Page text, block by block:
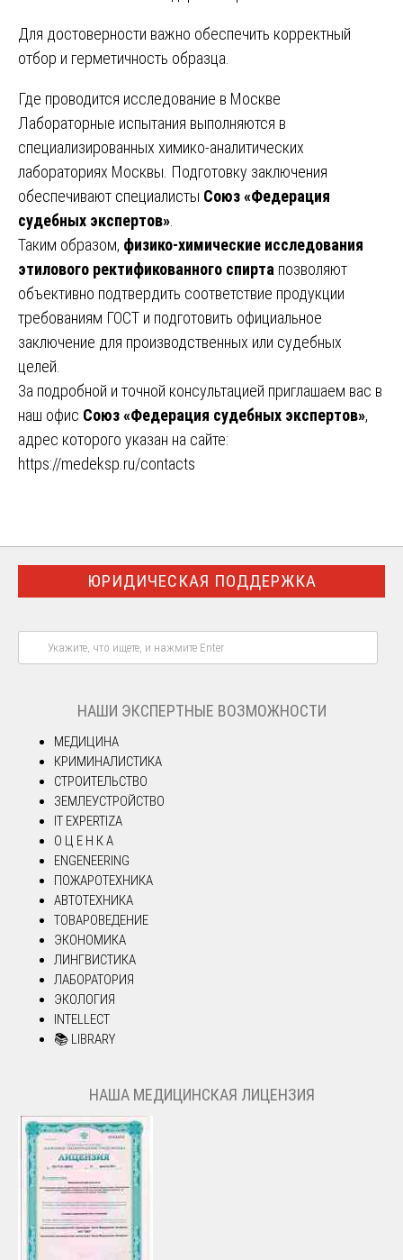
Для достоверности важно обеспечить корректный
отбор и герметичность образца.
Где проводится исследование в Москве
Лабораторные испытания выполняются в
специализированных химико-аналитических
лабораториях Москвы. Подготовку заключения
обеспечивают специалисты Союз «Федерация
судебных экспертов»
Таким образом, физико-химические исследования
этилового ректификованного спирта позволяют
объективно подтвердить соответствие продукции
требованиям ГОСТ и подготовить официальное
заключение для производственных или судебных
целей.
За подробной и точной консультацией приглашаем вас в
наш офис Союз «Федерация судебных экспертов»,
адрес которого указан на сайте:
https://medeksp.ru/contacts
ЮРИДИЧЕСКАЯ ПОДДЕРЖКА
НАШИ ЭКСПЕРТНЫЕ ВОЗМОЖНОСТИ
МЕДИЦИНА
КРИМИНАЛИСТИКА
СТРОИТЕЛЬСТВО
ЗЕМЛЕУСТРОЙСТВО
IT EXPERTIZA
О Ц Е Н К А
ENGENEERING
ПОЖАРОТЕХНИКА
АВТОТЕХНИКА
ТОВАРОВЕДЕНИЕ
ЭКОНОМИКА
ЛИНГВИСТИКА
ЛАБОРАТОРИЯ
ЭКОЛОГИЯ
INTELLECT
📚 LIBRARY
НАША МЕДИЦИНСКАЯ ЛИЦЕНЗИЯ